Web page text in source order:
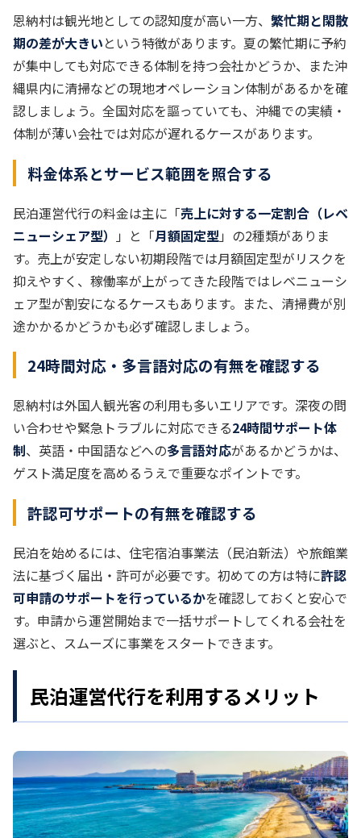
恩納村は観光地としての認知度が高い一方、 繁忙期と閑散
期の差が大きいという特徴があります。夏の繁忙期に予約
が集中しても対応できる体制を持つ会社かどうか、また沖
縄県内に清掃などの現地オペレーション体制があるかを確
認しましょう。全国対応を謳っていても、沖縄での実績・
体制が薄い会社では対応が遅れるケースがあります。
料金体系とサービス範囲を照合する
民泊運営代行の料金は主に「売上に対する一定割合（レベ
ニューシェア型）
」と「月額固定型 」の2種類がありま
す。売上が安定しない初期段階では月額固定型がリスクを
抑えやすく、稼働率が上がってきた段階ではレベニューシ
ェア型が割安になるケースもあります。また、清掃費が別
途かかるかどうかも必ず確認しましょう。
24時間対応・多言語対応の有無を確認する
恩納村は外国人観光客の利用も多いエリアです。深夜の問
い合わせや緊急トラブルに対応できる24時間サポート体
制、英語・中国語などへの多言語対応があるかどうかは、
ゲスト満足度を高めるうえで重要なポイントです。
許認可サポートの有無を確認する
民泊を始めるには、住宅宿泊事業法（民泊新法）や旅館業
法に基づく届出・許可が必要です。初めての方は特に許認
可申請のサポートを行っているかを確認しておくと安心で
す。申請から運営開始まで一括サポートしてくれる会社を
選ぶと、スムーズに事業をスタートできます。
民泊運営代行を利用するメリット